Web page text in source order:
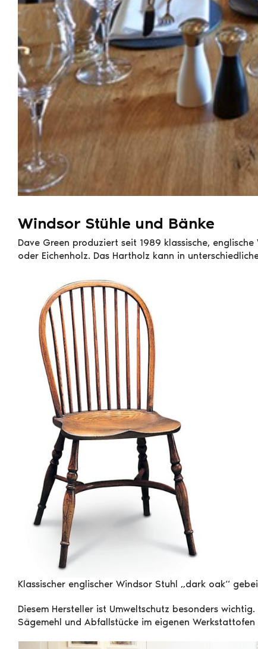
Windsor Stühle und Bänke
Dave Green produziert seit 1989 klassische,
oder Eichenholz. Das Hartholz kann in
Klassischer englischer Windsor Stuhl „dark oak“
Diesem Hersteller ist Umweltschutz besonders
Sägemehl und Abfallstücke im eigenen